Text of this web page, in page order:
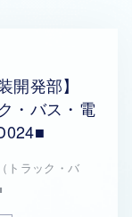
開発部】
・バス・電
トラック・バ